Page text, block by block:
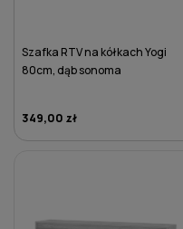
Szafka RTV na kółkach Yogi
80cm, dąb sonoma
349,00 zł